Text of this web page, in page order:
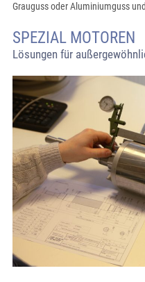
Grauguss oder Aluminiumguss
SPEZIAL MOTOREN
Lösungen für